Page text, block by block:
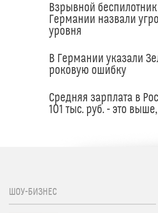
Взрывной
Германии назвали
уровня
В Германии указали
роковую ошибку
Средняя зарплата в
101 тыс. руб. - это
ШОУ-БИЗНЕС